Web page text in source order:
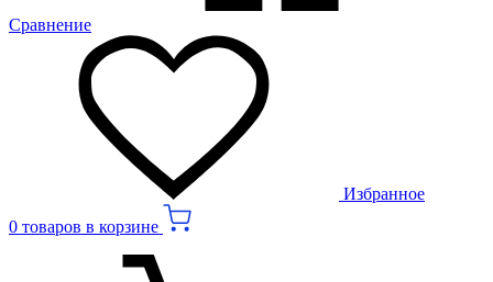
Сравнение
Избранное
0 товаров в корзине